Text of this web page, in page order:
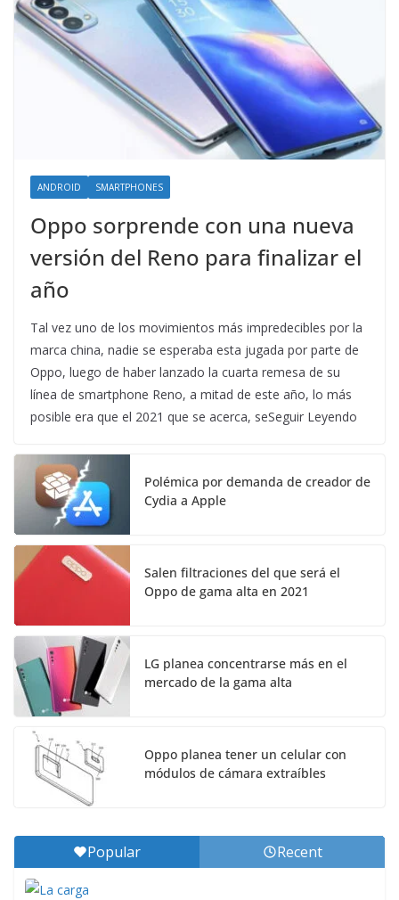
ANDROID SMARTPHONES
Oppo sorprende con una nueva
versión del Reno para finalizar el
año
Tal vez uno de los movimientos más impredecibles por la
marca china, nadie se esperaba esta jugada por parte de
Oppo, luego de haber lanzado la cuarta remesa de su
línea de smartphone Reno, a mitad de este año, lo más
posible era que el 2021 que se acerca, seSeguir Leyendo
Polémica por demanda de creador de
Cydia a Apple
Salen filtraciones del que será el
Oppo de gama alta en 2021
LG planea concentrarse más en el
mercado de la gama alta
Oppo planea tener un celular con
módulos de cámara extraíbles
Popular Recent